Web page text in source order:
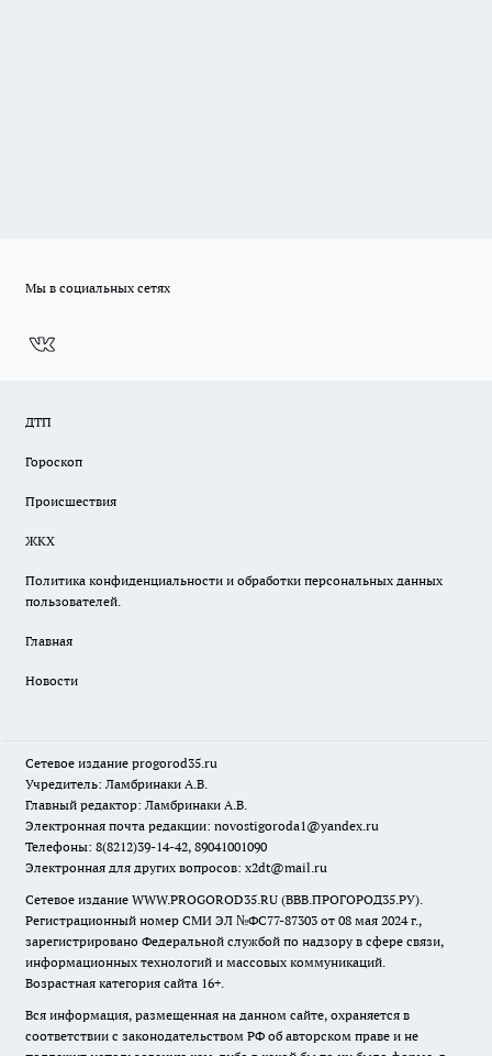
Мы в социальных сетях
ДТП
Гороскоп
Происшествия
ЖКХ
Политика конфиденциальности и обработки персональных данных
пользователей.
Главная
Новости
Сетевое издание progorod35.ru
Учредитель: Ламбринаки А.В.
Главный редактор: Ламбринаки А.В.
Электронная почта редакции: novostigoroda1@yandex.ru
Телефоны: 8(8212)39-14-42, 89041001090
Электронная для других вопросов: x2dt@mail.ru
Сетевое издание WWW.PROGOROD35.RU (ВВВ.ПРОГОРОД35.РУ).
Регистрационный номер СМИ ЭЛ №ФС77-87303 от 08 мая 2024 г.,
зарегистрировано Федеральной службой по надзору в сфере связи,
информационных технологий и массовых коммуникаций.
Возрастная категория сайта 16+.
Вся информация, размещенная на данном сайте, охраняется в
соответствии с законодательством РФ об авторском праве и не